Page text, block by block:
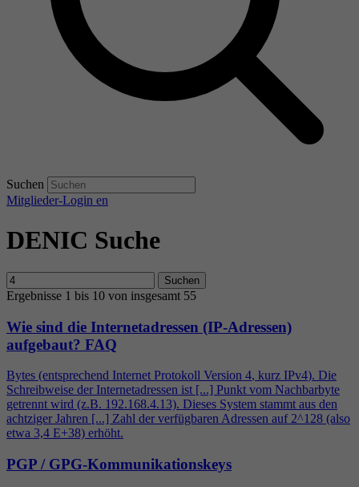
Suchen
Mitglieder-Login en
DENIC Suche
Suchen
Ergebnisse 1 bis 10 von insgesamt 55
Wie sind die Internetadressen (IP-Adressen)
aufgebaut? FAQ
Bytes (entsprechend Internet Protokoll Version 4, kurz IPv4). Die
Schreibweise der Internetadressen ist [...] Punkt vom Nachbarbyte
getrennt wird (z.B. 192.168.4.13). Dieses System stammt aus den
achtziger Jahren [...] Zahl der verfügbaren Adressen auf 2^128 (also
etwa 3,4 E+38) erhöht.
PGP / GPG-Kommunikationskeys